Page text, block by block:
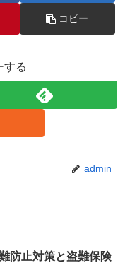
コピー
する
admin
防止対策と盗難保険